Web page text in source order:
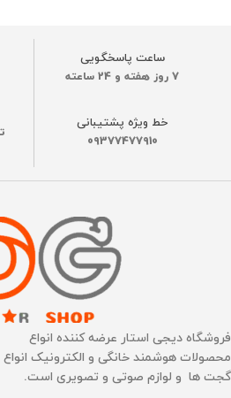
عملکرد باطری 30 دقیقه
زمان شارژ 3 الی 4 ساعت
4500
ساعت پاسخگویی
7 روز هفته و 24 ساعته
خط ویژه پشتیبانی
09377477910
فروشگاه دیجی استار عرضه کننده انواع
محصولات هوشمند خانگی و الکترونیک انواع
گجت ها و لوازم صوتی و تصویری است.